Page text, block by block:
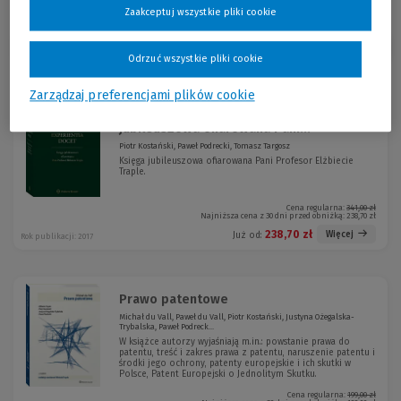
jubileuszowa ofiarowana Pani...
Piotr Kostański, Paweł Podrecki, Tomasz Targosz
Księga jubileuszowa ofiarowana Pani Profesor Elżbiecie
Traple.
Cena regularna: 341,00 zł
Najniższa cena z 30 dni przed obniżką: 238,70 zł
Już od: 238,70 zł Więcej
Rok publikacji: 2017
Prawo patentowe
Michał du Vall, Paweł du Vall, Piotr Kostański, Justyna Ożegalska-
Trybalska, Paweł Podreck...
W książce autorzy wyjaśniają m.in.: powstanie prawa do
patentu, treść i zakres prawa z patentu, naruszenie patentu i
środki jego ochrony, patenty europejskie i ich skutki w
Polsce, Patent Europejski o Jednolitym Skutku.
Cena regularna: 199,00 zł
Zarządzaj preferencjami plików cookie
Odrzuć wszystkie pliki cookie
Zaakceptuj wszystkie pliki cookie